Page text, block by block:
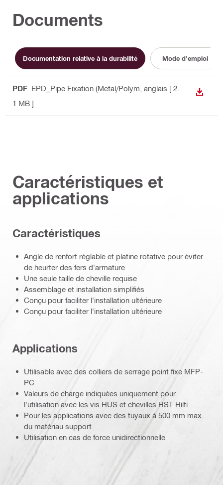
Documents
Documentation relative à la durabilité Mode d'emploi
PDF EPD_Pipe Fixation (Metal/Polym , anglais [ 2.
1 MB ]
Caractéristiques et
applications
Caractéristiques
Angle de renfort réglable et platine rotative pour éviter
de heurter des fers d'armature
Une seule taille de cheville requise
Assemblage et installation simplifiés
Conçu pour faciliter l'installation ultérieure
Conçu pour faciliter l'installation ultérieure
Applications
Utilisable avec des colliers de serrage point fixe MFP-
PC
Valeurs de charge indiquées uniquement pour
l'utilisation avec les vis HUS et chevilles HST Hilti
Pour les applications avec des tuyaux à 500 mm max.
du matériau support
Utilisation en cas de force unidirectionnelle